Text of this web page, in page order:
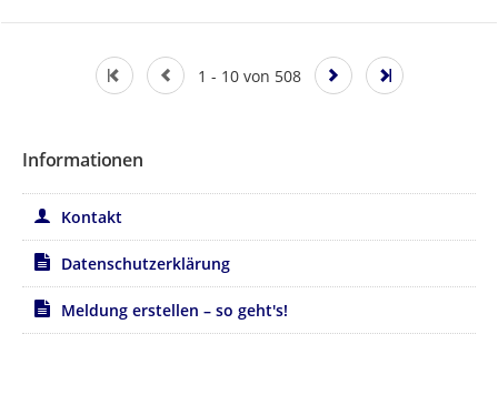
1 - 10 von 508
Informationen
Kontakt
Datenschutzerklärung
Meldung erstellen – so geht's!